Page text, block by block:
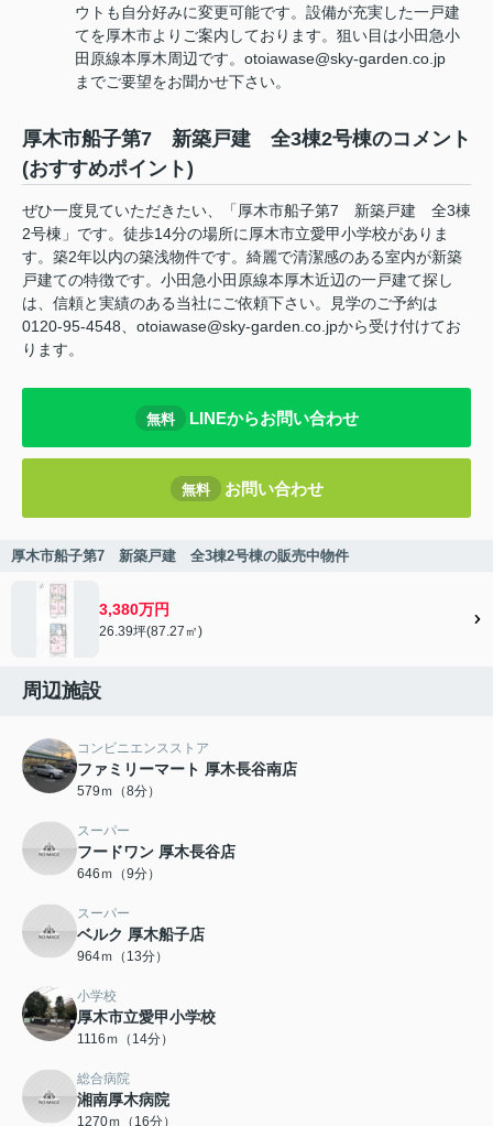
ウトも自分好みに変更可能です。設備が充実した一戸建
てを厚木市よりご案内しております。狙い目は小田急小
田原線本厚木周辺です。otoiawase@sky-garden.co.jp
までご要望をお聞かせ下さい。
厚木市船子第7 新築戸建 全3棟2号棟のコメント
(おすすめポイント)
ぜひ一度見ていただきたい、「厚木市船子第7 新築戸建 全3棟
2号棟」です。徒歩14分の場所に厚木市立愛甲小学校がありま
す。築2年以内の築浅物件です。綺麗で清潔感のある室内が新築
戸建ての特徴です。小田急小田原線本厚木近辺の一戸建て探し
は、信頼と実績のある当社にご依頼下さい。見学のご予約は
0120-95-4548、otoiawase@sky-garden.co.jpから受け付けてお
ります。
無料 LINEからお問い合わせ
無料 お問い合わせ
厚木市船子第7 新築戸建 全3棟2号棟の販売中物件
3,380万円
26.39坪(87.27㎡)
周辺施設
コンビニエンスストア
ファミリーマート 厚木長谷南店
579ｍ（8分）
スーパー
フードワン 厚木長谷店
646ｍ（9分）
スーパー
ベルク 厚木船子店
964ｍ（13分）
小学校
厚木市立愛甲小学校
1116ｍ（14分）
総合病院
湘南厚木病院
1270ｍ（16分）